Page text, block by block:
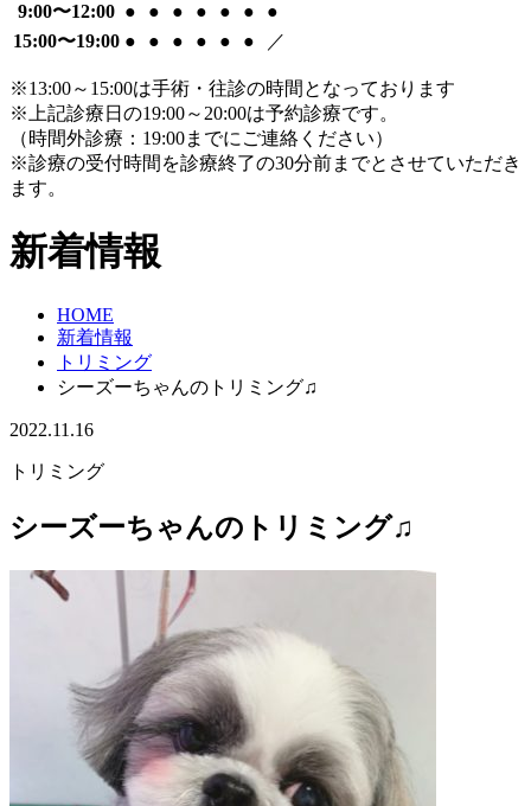
9:00〜12:00 ● ● ● ● ● ●
●
15:00〜19:00 ● ● ● ● ● ● ／
※13:00～15:00は手術・往診の時間となっております
※上記診療日の19:00～20:00は予約診療です。
（時間外診療：19:00までにご連絡ください）
※診療の受付時間を診療終了の30分前までとさせていただき
ます。
新着情報
HOME
新着情報
トリミング
シーズーちゃんのトリミング♫
2022.11.16
トリミング
シーズーちゃんのトリミング♫